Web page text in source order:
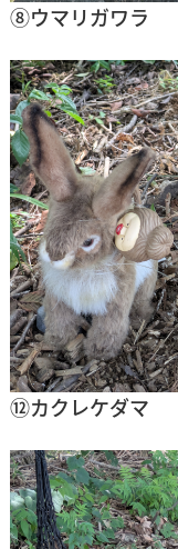
⑧ウマリガワラ
⑫カクレケダマ